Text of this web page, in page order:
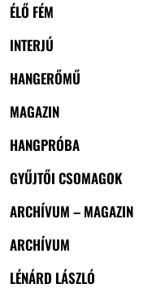
ÉLŐ FÉM
INTERJÚ
HANGERŐMŰ
MAGAZIN
HANGPRÓBA
GYŰJTŐI CSOMAGOK
ARCHÍVUM – MAGAZIN
ARCHÍVUM
LÉNÁRD LÁSZLÓ